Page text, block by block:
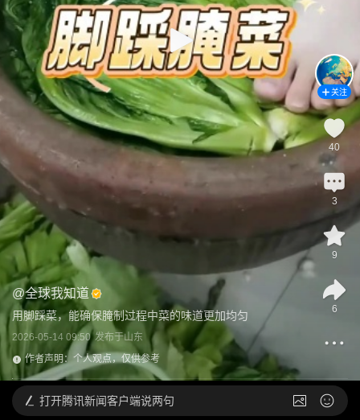
@全球我知道
用脚踩菜，能确保腌制过程中菜的味道更加均匀
2026-05-14 09:50 发布于山东
作者声明：个人观点，仅供参考
关注
40
3
9
6
打开腾讯新闻客户端说两句